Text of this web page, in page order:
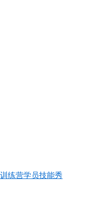
练营学员技能秀